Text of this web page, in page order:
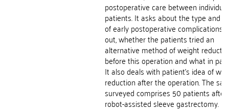
postoperative care between individual
patients. It asks about the type and
of early postoperative complications.
out, whether the patients tried an
alternative method of weight
before this operation and what in
It also deals with patient's idea of
reduction after the operation. The
surveyed comprises 50 patients
robot-assisted sleeve gastrectomy.